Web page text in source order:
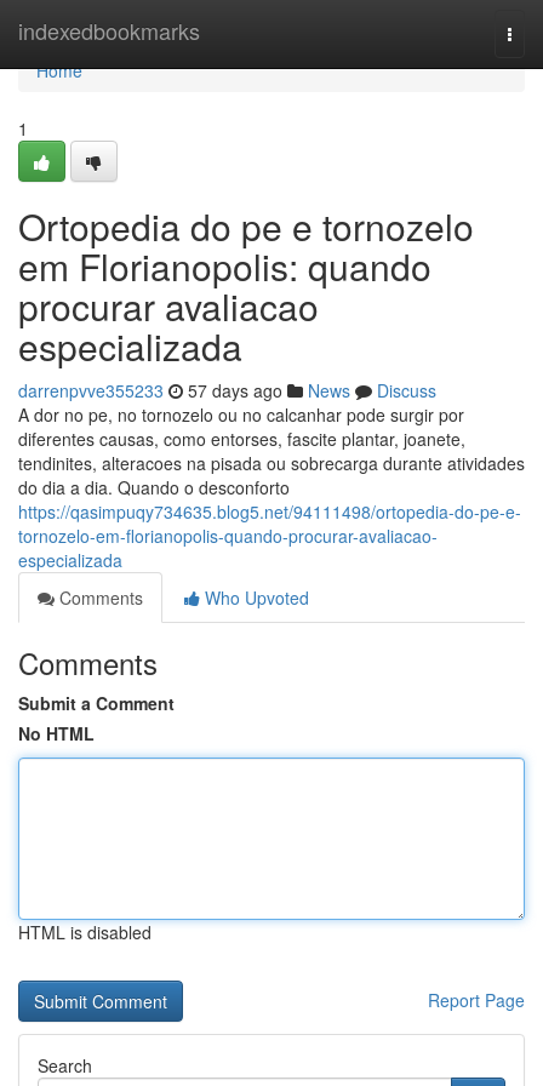
indexedbookmarks
Home
Home
1
Ortopedia do pe e tornozelo
em Florianopolis: quando
procurar avaliacao
especializada
darrenpvve355233 57 days ago News
Discuss
A dor no pe, no tornozelo ou no calcanhar pode surgir por
diferentes causas, como entorses, fascite plantar, joanete,
tendinites, alteracoes na pisada ou sobrecarga durante atividades
do dia a dia. Quando o desconforto
https://qasimpuqy734635.blog5.net/94111498/ortopedia-do-pe-e-
tornozelo-em-florianopolis-quando-procurar-avaliacao-
especializada
Comments
Who Upvoted
Comments
Submit a Comment
No HTML
HTML is disabled
Report Page
Search